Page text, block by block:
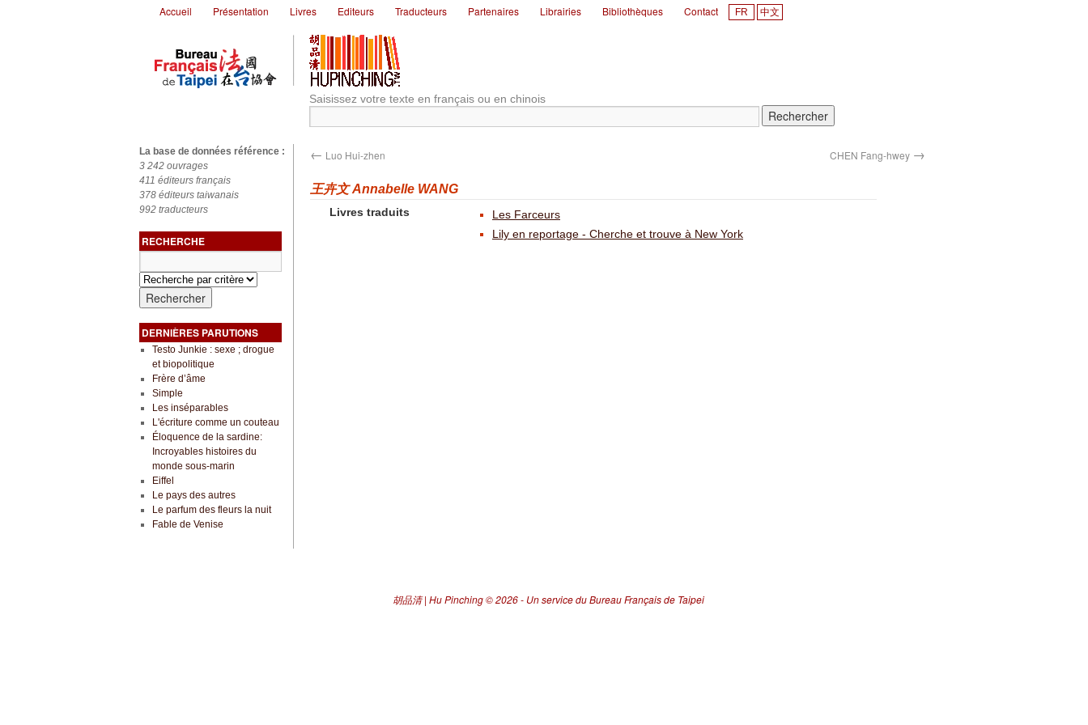
Accueil Présentation Livres Editeurs Traducteurs Partenaires Librairies Bibliothèques Contact FR 中文
Saisissez votre texte en français ou en chinois
La base de données référence :
3 242 ouvrages
411 éditeurs français
378 éditeurs taiwanais
992 traducteurs
RECHERCHE
DERNIÈRES PARUTIONS
Testo Junkie : sexe ; drogue
et biopolitique
Frère d’âme
Simple
Les inséparables
L'écriture comme un couteau
Éloquence de la sardine:
Incroyables histoires du
monde sous-marin
Eiffel
Le pays des autres
Le parfum des fleurs la nuit
Fable de Venise
← Luo Hui-zhen CHEN Fang-hwey →
王卉文 Annabelle WANG
Livres traduits
Les Farceurs
Lily en reportage - Cherche et trouve à New York
胡品清 | Hu Pinching© 2026 - Un service du Bureau Français de Taipei